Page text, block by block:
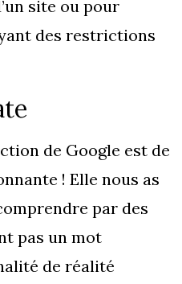
site ou pour
des restrictions
de Google est de
! Elle nous as
par des
pas un mot
de réalité